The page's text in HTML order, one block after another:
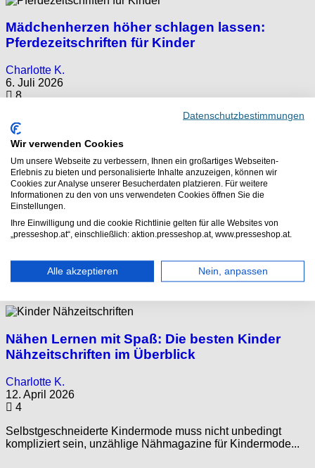
Mädchenherzen höher schlagen lassen:
Pferdezeitschriften für Kinder
Charlotte K.
6. Juli 2026
8
Von einer unausgesprochenen Gesetzmäßigkeit zu
sprechen, wäre wohl etwas übertrieben. Aber es wird wohl...
Fußballzeitschriften für Kinder: die besten
Magazine für junge Sport-Fans
Daniel P.
8. Mai 2026
Fußballzeitschriften für Kinder gehören für viele Jungs (und
Nähen Lernen mit Spaß: Die besten Kinder
Nähzeitschriften im Überblick
Charlotte K.
12. April 2026
4
Selbstgeschneiderte Kindermode muss nicht unbedingt
kompliziert sein, unzählige Nähmagazine für Kindermode...
Datenschutzbestimmungen
Wir verwenden Cookies
Um unsere Webseite zu verbessern, Ihnen ein großartiges Webseiten-
Erlebnis zu bieten und personalisierte Inhalte anzuzeigen, können wir
Cookies zur Analyse unserer Besucherdaten platzieren. Für weitere
Informationen zu den von uns verwendeten Cookies öffnen Sie die
Einstellungen.
Ihre Einwilligung und die cookie Richtlinie gelten für alle Websites von
„presseshop.at“, einschließlich: aktion.presseshop.at, www.presseshop.at.
Alle akzeptieren Nein, anpassen